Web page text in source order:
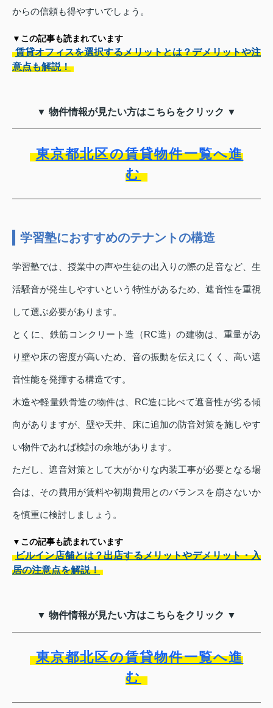
からの信頼も得やすいでしょう。
▼この記事も読まれています
賃貸オフィスを選択するメリットとは？デメリットや注
意点も解説！
▼ 物件情報が見たい方はこちらをクリック ▼
東京都北区の賃貸物件一覧へ進
む
学習塾におすすめのテナントの構造
学習塾では、授業中の声や生徒の出入りの際の足音など、生
活騒音が発生しやすいという特性があるため、遮音性を重視
して選ぶ必要があります。
とくに、鉄筋コンクリート造（RC造）の建物は、重量があ
り壁や床の密度が高いため、音の振動を伝えにくく、高い遮
音性能を発揮する構造です。
木造や軽量鉄骨造の物件は、RC造に比べて遮音性が劣る傾
向がありますが、壁や天井、床に追加の防音対策を施しやす
い物件であれば検討の余地があります。
ただし、遮音対策として大がかりな内装工事が必要となる場
合は、その費用が賃料や初期費用とのバランスを崩さないか
を慎重に検討しましょう。
▼この記事も読まれています
ビルイン店舗とは？出店するメリットやデメリット・入
居の注意点を解説！
▼ 物件情報が見たい方はこちらをクリック ▼
東京都北区の賃貸物件一覧へ進
む